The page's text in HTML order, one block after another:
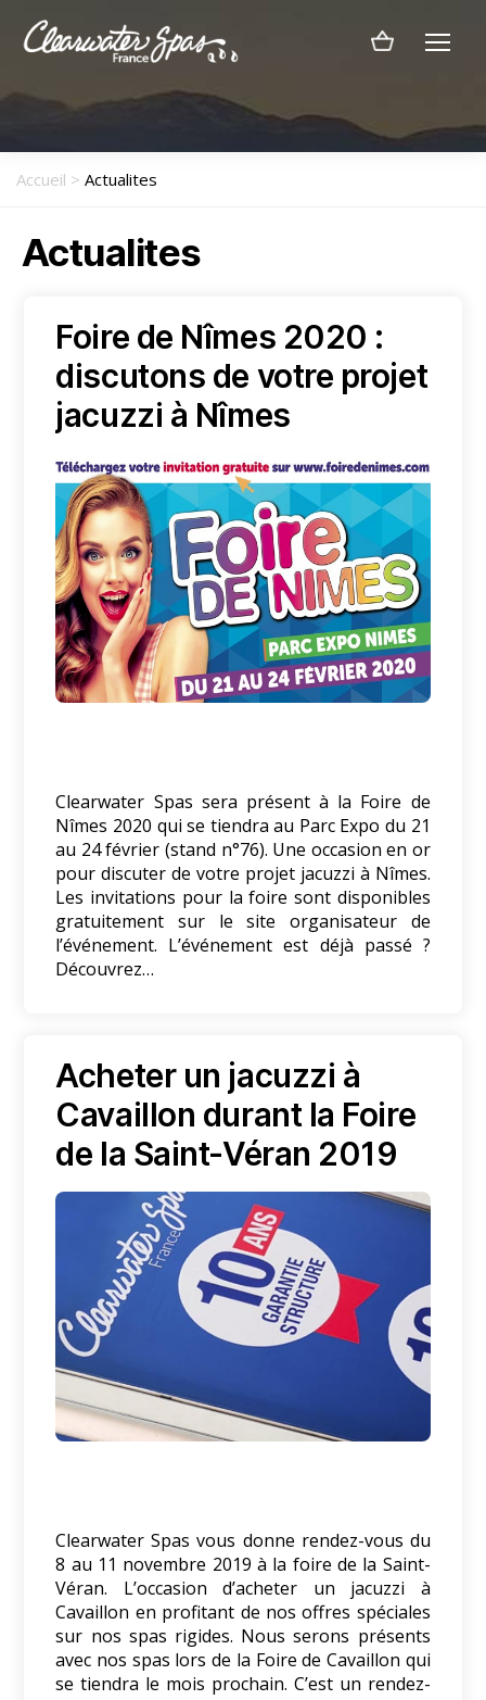
Spas
Accueil > Actualites
Actualites
Foire de Nîmes 2020 :
discutons de votre projet
jacuzzi à Nîmes
Clearwater Spas sera présent à la Foire de
Nîmes 2020 qui se tiendra au Parc Expo du 21
au 24 février (stand n°76). Une occasion en or
pour discuter de votre projet jacuzzi à Nîmes.
Les invitations pour la foire sont disponibles
gratuitement sur le site organisateur de
l’événement. L’événement est déjà passé ?
Découvrez…
Acheter un jacuzzi à
Cavaillon durant la Foire
de la Saint-Véran 2019
Clearwater Spas vous donne rendez-vous du
8 au 11 novembre 2019 à la foire de la Saint-
Véran. L’occasion d’acheter un jacuzzi à
Cavaillon en profitant de nos offres spéciales
sur nos spas rigides. Nous serons présents
avec nos spas lors de la Foire de Cavaillon qui
se tiendra le mois prochain. C’est un rendez-